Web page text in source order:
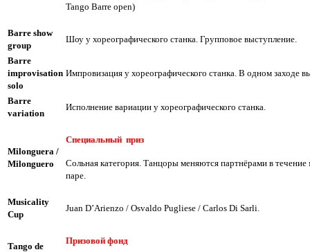
Tango Barre open)
Barre show
group
Шоу у хореографического станка. Групповое выступление.
Barre
improvisation
solo
Импровизация у хореографического станка. В одном заходе
Barre
variation
Исполнение вариации у хореографического станка.
Milonguera /
Milonguero
Специальный приз
Сольная категория. Танцоры меняются партнёрами в
паре.
Musicality
Cup
Juan D’Arienzo / Osvaldo Pugliese / Carlos Di Sarli.
Tango de
Призовой фонд